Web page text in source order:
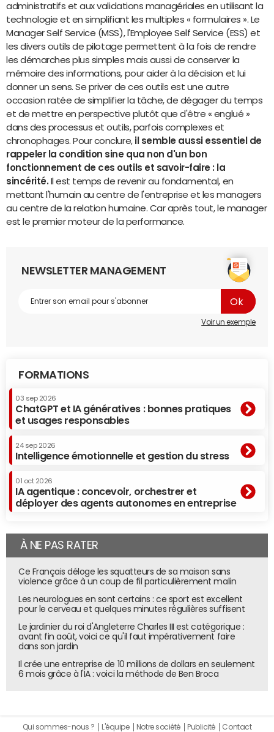
administratifs et aux validations managériales en utilisant la
technologie et en simplifiant les multiples « formulaires ». Le
Manager Self Service (MSS), l'Employee Self Service (ESS) et
les divers outils de pilotage permettent à la fois de rendre
les démarches plus simples mais aussi de conserver la
mémoire des informations, pour aider à la décision et lui
donner un sens. Se priver de ces outils est une autre
occasion ratée de simplifier la tâche, de dégager du temps
et de mettre en perspective plutôt que d'être « englué »
dans des processus et outils, parfois complexes et
chronophages. Pour conclure,il semble aussi essentiel de
rappeler la condition sine qua non d'un bon
fonctionnement de ces outils et savoir-faire : la
sincérité. Il est temps de revenir au fondamental, en
mettant l'humain au centre de l'entreprise et les managers
au centre de la relation humaine. Car après tout, le manager
est le premier moteur de la performance.
NEWSLETTER MANAGEMENT
Voir un exemple
FORMATIONS
03 sep 2026
ChatGPT et IA génératives : bonnes pratiques
et usages responsables
24 sep 2026
Intelligence émotionnelle et gestion du stress
01 oct 2026
IA agentique : concevoir, orchestrer et
déployer des agents autonomes en entreprise
À NE PAS RATER
Ce Français déloge les squatteurs de sa maison sans
violence grâce à un coup de fil particulièrement malin
Les neurologues en sont certains : ce sport est excellent
pour le cerveau et quelques minutes régulières suffisent
Le jardinier du roi d'Angleterre Charles III est catégorique :
avant fin août, voici ce qu'il faut impérativement faire
dans son jardin
Il crée une entreprise de 10 millions de dollars en seulement
6 mois grâce à l'IA : voici la méthode de Ben Broca
Qui sommes-nous ? L'équipe Notre société Publicité Contact